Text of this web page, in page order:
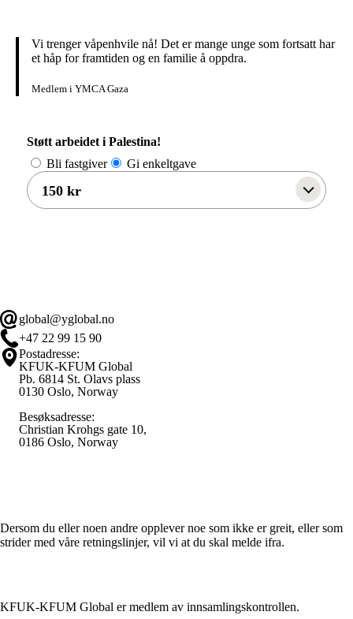
Vi trenger våpenhvile nå! Det er mange unge som fortsatt har
et håp for framtiden og en familie å oppdra.
Medlem i YMCA Gaza
Støtt arbeidet i Palestina!
Bli fastgiver
Gi enkeltgave
150 kr
global@yglobal.no
+47 22 99 15 90
Postadresse:
KFUK-KFUM Global
Pb. 6814 St. Olavs plass
0130 Oslo, Norway
Besøksadresse:
Christian Krohgs gate 10,
0186 Oslo, Norway
Dersom du eller noen andre opplever noe som ikke er greit, eller som
strider med våre retningslinjer, vil vi at du skal melde ifra.
KFUK-KFUM Global er medlem av innsamlingskontrollen.